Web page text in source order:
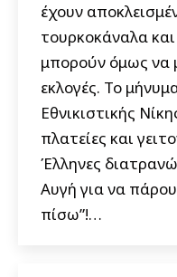
έχουν
τουρκοκάναλα
μπορούν όμως να
εκλογές. Το
Εθνικιστικής
πλατείες και
Έλληνες
Αυγή για να
πίσω”!…